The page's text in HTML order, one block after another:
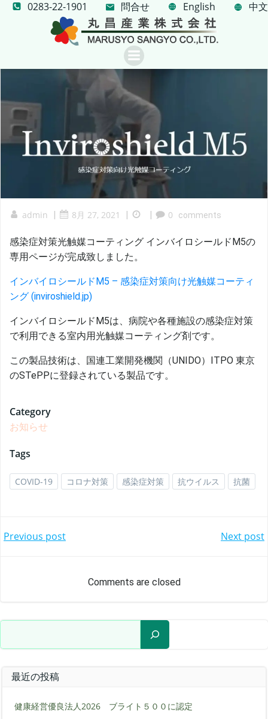
コ
ン
テ
ン
ツ
ス
キ
ッ
プ
0283-22-1901 問合せ English 中文
admin | 8月 27, 2021 | | 0 comments
感染症対策光触媒コーティング インバイロシールドM5の
専用ページが完成致しました。
インバイロシールドM5 – 感染症対策向け光触媒コーティ
ング (inviroshield.jp)
インバイロシールドM5は、病院や各種施設の感染症対策
で利用できる室内用光触媒コーティング剤です。
この製品技術は、国連工業開発機関（UNIDO）ITPO 東京
のSTePPに登録されている製品です。
Category
お知らせ
Tags
COVID-19 コロナ対策 感染症対策 抗ウイルス 抗菌
Post
navigation
Previous post Next post
Comments are closed
最近の投稿
健康経営優良法人2026 ブライト５００に認定